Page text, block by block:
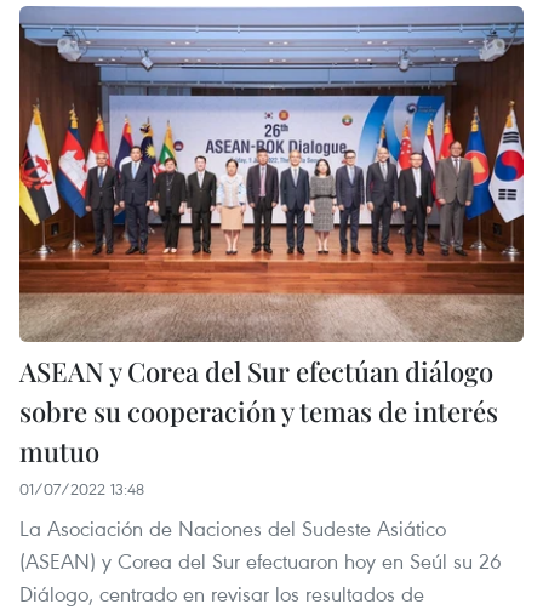
ASEAN y Corea del Sur efectúan diálogo
sobre su cooperación y temas de interés
mutuo
01/07/2022 13:48
La Asociación de Naciones del Sudeste Asiático
(ASEAN) y Corea del Sur efectuaron hoy en Seúl su 26
Diálogo, centrado en revisar los resultados de